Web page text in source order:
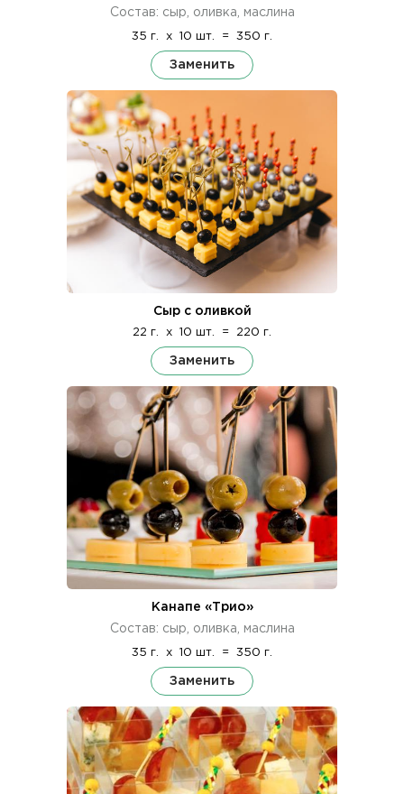
Состав: сыр, оливка, маслина
35 г. x 10 шт. = 350 г.
Заменить
Сыр с оливкой
22 г. x 10 шт. = 220 г.
Заменить
Канапе «Трио»
Состав: сыр, оливка, маслина
35 г. x 10 шт. = 350 г.
Заменить